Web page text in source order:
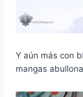
Y aún más con
mangas